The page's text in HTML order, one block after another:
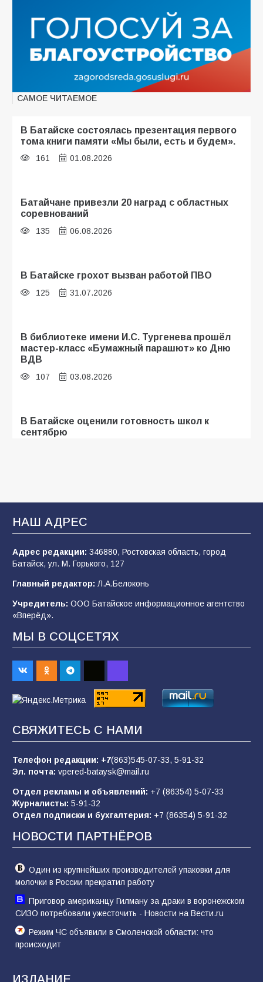
САМОЕ ЧИТАЕМОЕ
В Батайске состоялась презентация первого
тома книги памяти «Мы были, есть и будем».
161 01.08.2026
Батайчане привезли 20 наград с областных
соревнований
135 06.08.2026
В Батайске грохот вызван работой ПВО
125 31.07.2026
В библиотеке имени И.С. Тургенева прошёл
мастер-класс «Бумажный парашют» ко Дню
ВДВ
107 03.08.2026
В Батайске оценили готовность школ к
сентябрю
образовательного кластера
106 05.08.2026
«Мобилизация или набор?» Что на самом
2026 года
101 03.08.2026
В Батайске продолжаются дорожные работы
98 04.08.2026
пропагандистский вброс
«Слухами Москву не возьмёшь»: почему
заявления Киева о мобилизации — это
отчаяние, а не разведка
81 02.08.2026
НАШ АДРЕС
Адрес редакции: 346880, Ростовская область, город
Батайск, ул. М. Горького, 127
Главный редактор: Л.А.Белоконь
Учредитель: ООО Батайское информационное агентство
«Вперёд».
МЫ В СОЦСЕТЯХ
СВЯЖИТЕСЬ С НАМИ
Телефон редакции: +7(863)545-07-33, 5-91-32
Эл. почта: vpered-bataysk@mail.ru
Отдел рекламы и объявлений: +7 (86354) 5-07-33
Журналисты: 5-91-32
Отдел подписки и бухгалтерия: +7 (86354) 5-91-32
НОВОСТИ ПАРТНЁРОВ
Один из крупнейших производителей упаковки для
молочки в России прекратил работу
Приговор американцу Гилману за драки в воронежском
СИЗО потребовали ужесточить - Новости на Вести.ru
Режим ЧС объявили в Смоленской области: что
происходит
ИЗДАНИЕ